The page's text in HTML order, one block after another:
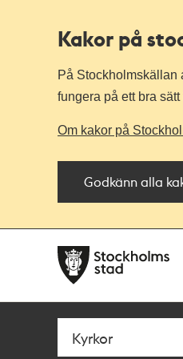
Kakor på
På Stockholmskällan
fungera på ett bra sätt
Om kakor på
Godkänn alla
navigationen
huvudinnehållet
Sök